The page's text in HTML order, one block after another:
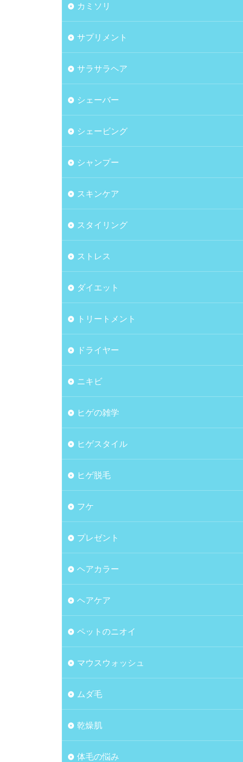
カミソリ
サプリメント
サラサラヘア
シェーバー
シェービング
シャンプー
スキンケア
スタイリング
ストレス
ダイエット
トリートメント
ドライヤー
ニキビ
ヒゲの雑学
ヒゲスタイル
ヒゲ脱毛
フケ
プレゼント
ヘアカラー
ヘアケア
ペットのニオイ
マウスウォッシュ
ムダ毛
乾燥肌
体毛の悩み